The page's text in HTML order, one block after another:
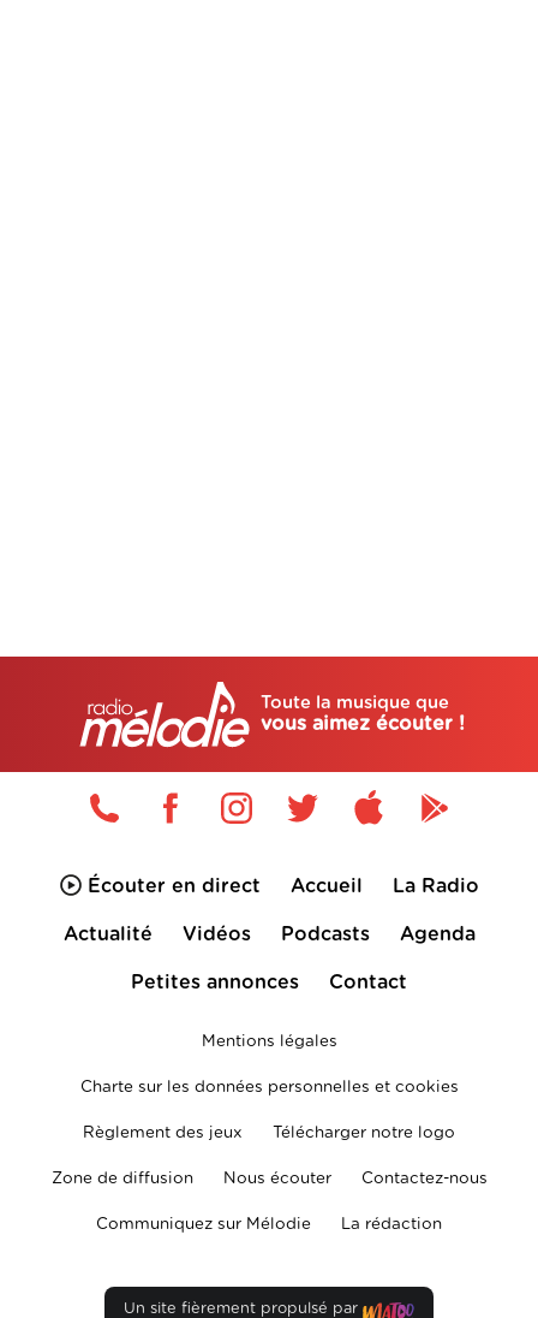
Toute la musique que
vous aimez écouter !
Écouter en direct Accueil La Radio
Actualité Vidéos Podcasts Agenda
Petites annonces Contact
Mentions légales
Charte sur les données personnelles et cookies
Règlement des jeux Télécharger notre logo
Zone de diffusion Nous écouter Contactez-nous
Communiquez sur Mélodie La rédaction
Un site fièrement propulsé par